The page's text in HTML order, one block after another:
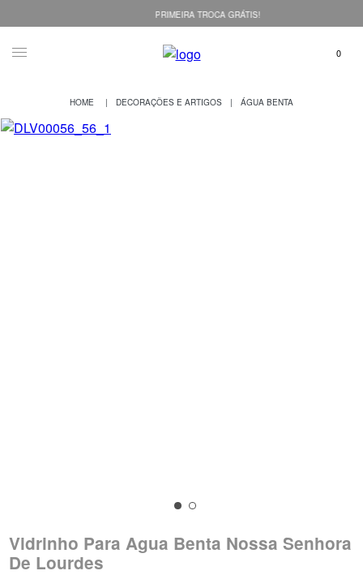
PRIMEIRA TROCA GRÁTIS!
DECORAÇÕES E ARTIGOS ÁGUA BENTA
Vidrinho Para Agua Benta Nossa Senhora
De Lourdes